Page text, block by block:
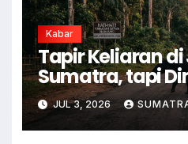
Kabar
Tapir Keliaran
Sumatra, tapi
Warga
JUL 3, 2026